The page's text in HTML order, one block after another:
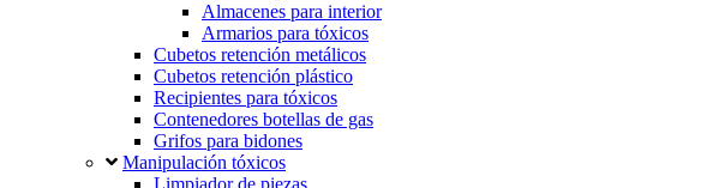
Almacenes para interior
Armarios para tóxicos
Cubetos retención metálicos
Cubetos retención plástico
Recipientes para tóxicos
Contenedores botellas de gas
Grifos para bidones
Manipulación tóxicos
Limpiador de piezas